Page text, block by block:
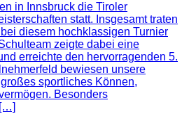
in Innsbruck die Tiroler
statt. Insgesamt traten
diesem hochklassigen Turnier
zeigte dabei eine
erreichte den hervorragenden 5.
bewiesen unsere
sportliches Können,
Besonders